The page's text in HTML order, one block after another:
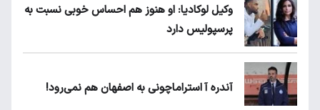
وکیل لوکادیا: او هنوز هم احساس خوبی نسبت به
پرسپولیس دارد
آندره آ استراماچونی به اصفهان هم نمی‌رود!